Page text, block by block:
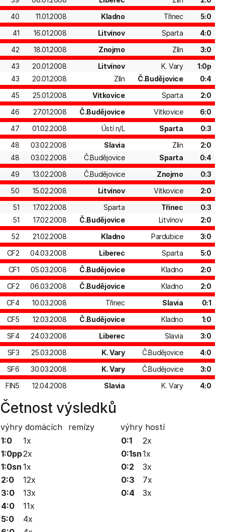
40
11.01.2008 Kladno Třinec
5:0
41
16.01.2008 Litvínov Sparta
4:0
42
18.01.2008 Znojmo Zlín
3:0
43
20.01.2008 Litvínov K. Vary
1:0p
43
20.01.2008 Zlín Č.Budějovice
0:4
45
25.01.2008 Vítkovice Sparta
2:0
46
27.01.2008 Č.Budějovice Vítkovice
6:0
47
01.02.2008 Ústí n/L Sparta
0:3
48
03.02.2008 Slavia Zlín
2:0
48
03.02.2008 Č.Budějovice Sparta
0:4
49
13.02.2008 Č.Budějovice Znojmo
0:3
50
15.02.2008 Litvínov Vítkovice
2:0
51
17.02.2008 Sparta Třinec
0:3
51
17.02.2008 Č.Budějovice Litvínov
2:0
52
21.02.2008 Kladno Pardubice
3:0
CF2
04.03.2008 Liberec Sparta
5:0
CF1
05.03.2008 Č.Budějovice Kladno
2:0
CF2
06.03.2008 Č.Budějovice Kladno
2:0
CF4
10.03.2008 Třinec Slavia
0:1
CF5
12.03.2008 Č.Budějovice Kladno
1:0
SF4
24.03.2008 Liberec Slavia
3:0
SF3
25.03.2008 K. Vary Č.Budějovice
4:0
SF6
30.03.2008 K. Vary Č.Budějovice
3:0
FIN5
12.04.2008 Slavia K. Vary 4:0
Četnost výsledků
výhry domácích remízy výhry hostí
1:0
1x
1:0pp2x
1:0sn 1x
2:0
12x
3:0
13x
4:0
11x
5:0
4x
0:1
2x
0:1sn1x
0:2
3x
0:3
7x
0:4
3x